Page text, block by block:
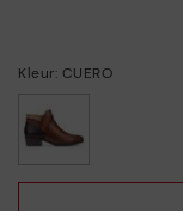
Kleur: CUERO